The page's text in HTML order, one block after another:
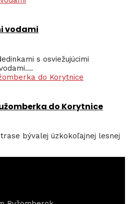
vodami
s osviežujúcimi
do Korytnice
bývalej úzkokoľajnej lesnej